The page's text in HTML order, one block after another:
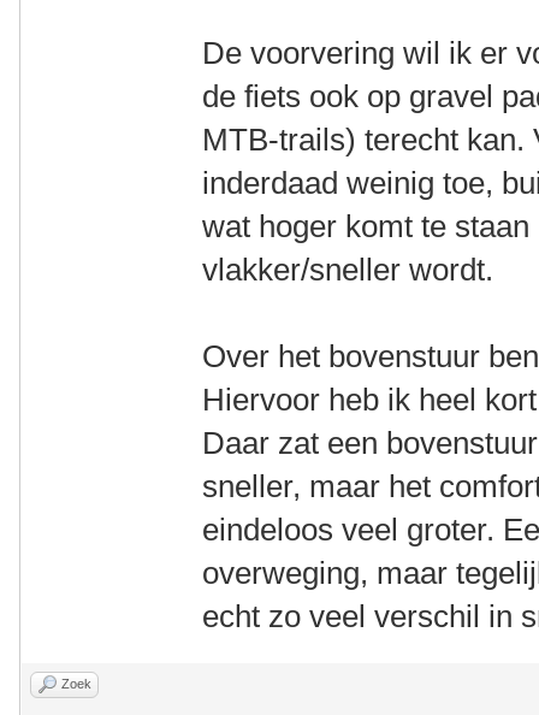
De voorvering wil ik er
de fiets ook op gravel
MTB-trails) terecht kan.
inderdaad weinig toe,
wat hoger komt te
vlakker/sneller wordt.
Over het bovenstuur
Hiervoor heb ik heel
Daar zat een
sneller, maar het
eindeloos veel groter.
overweging, maar
echt zo veel verschil in
Zoek